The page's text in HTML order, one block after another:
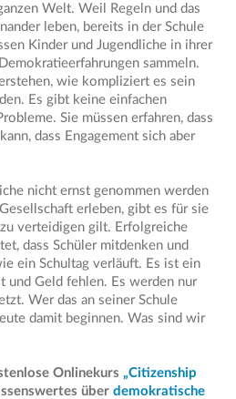
Welt. Weil Regeln und das
leben, bereits in der Schule
Kinder und Jugendliche in ihrer
sammeln.
wie kompliziert es sein
Es gibt keine einfachen
Sie müssen erfahren, dass
dass Engagement sich aber
nicht ernst genommen werden
erleben, gibt es für sie
verteidigen gilt. Erfolgreiche
dass Schüler mitdenken und
ein Schultag verläuft. Es ist ein
und Geld fehlen. Es werden nur
Wer das an seiner Schule
damit beginnen. Was sind wir
Onlinekurs „Citizenship
über demokratische